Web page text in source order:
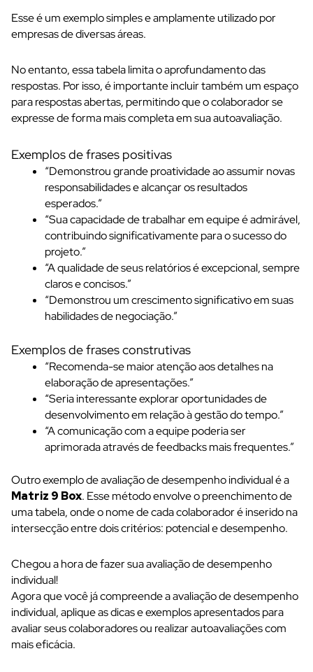
Esse é um exemplo simples e amplamente utilizado por
empresas de diversas áreas.
No entanto, essa tabela limita o aprofundamento das
respostas. Por isso, é importante incluir também um espaço
para respostas abertas, permitindo que o colaborador se
expresse de forma mais completa em sua autoavaliação.
Exemplos de frases positivas
“Demonstrou grande proatividade ao assumir novas
responsabilidades e alcançar os resultados
esperados.”
“Sua capacidade de trabalhar em equipe é admirável,
contribuindo significativamente para o sucesso do
projeto.”
“A qualidade de seus relatórios é excepcional, sempre
claros e concisos.”
“Demonstrou um crescimento significativo em suas
habilidades de negociação.”
Exemplos de frases construtivas
“Recomenda-se maior atenção aos detalhes na
elaboração de apresentações.”
“Seria interessante explorar oportunidades de
desenvolvimento em relação à gestão do tempo.”
“A comunicação com a equipe poderia ser
aprimorada através de feedbacks mais frequentes.”
Outro exemplo de avaliação de desempenho individual é a
Matriz 9 Box. Esse método envolve o preenchimento de
uma tabela, onde o nome de cada colaborador é inserido na
intersecção entre dois critérios: potencial e desempenho.
Chegou a hora de fazer sua avaliação de desempenho
individual!
Agora que você já compreende a avaliação de desempenho
individual, aplique as dicas e exemplos apresentados para
avaliar seus colaboradores ou realizar autoavaliações com
mais eficácia.